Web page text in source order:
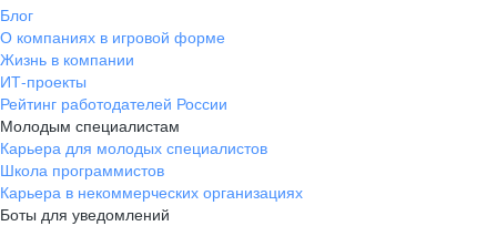
Блог
О компаниях в игровой форме
Жизнь в компании
ИТ-проекты
Рейтинг работодателей России
Молодым специалистам
Карьера для молодых специалистов
Школа программистов
Карьера в некоммерческих организациях
Боты для уведомлений